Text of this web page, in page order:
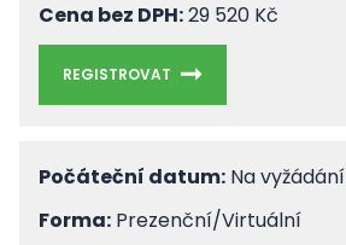
Cena bez DPH:29 520 Kč
REGISTROVAT
Počáteční datum: Na vyžádání
Forma: Prezenční/Virtuální